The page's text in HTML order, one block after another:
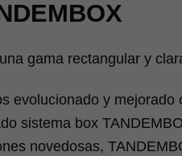
gama rectangular y
evolucionado y mejorado
sistema box
novedosas,